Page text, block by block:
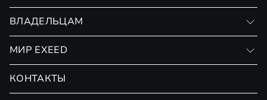
Страхование
ВЛАДЕЛЬЦАМ
Сервис
МИР EXEED
КОНТАКТЫ